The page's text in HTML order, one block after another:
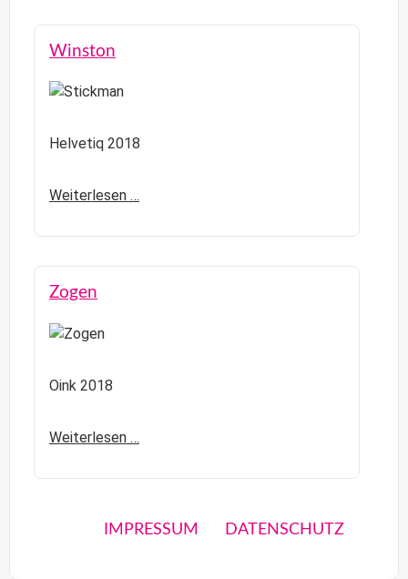
Winston
Helvetiq 2018
Weiterlesen …
Zogen
Oink 2018
Weiterlesen …
IMPRESSUM DATENSCHUTZ